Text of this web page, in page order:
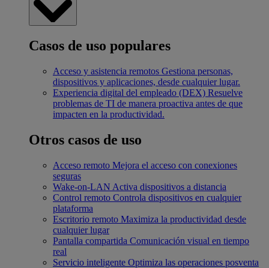
Casos de uso populares
Acceso y asistencia remotos Gestiona personas,
dispositivos y aplicaciones, desde cualquier lugar.
Experiencia digital del empleado (DEX) Resuelve
problemas de TI de manera proactiva antes de que
impacten en la productividad.
Otros casos de uso
Acceso remoto Mejora el acceso con conexiones
seguras
Wake-on-LAN Activa dispositivos a distancia
Control remoto Controla dispositivos en cualquier
plataforma
Escritorio remoto Maximiza la productividad desde
cualquier lugar
Pantalla compartida Comunicación visual en tiempo
real
Servicio inteligente Optimiza las operaciones posventa